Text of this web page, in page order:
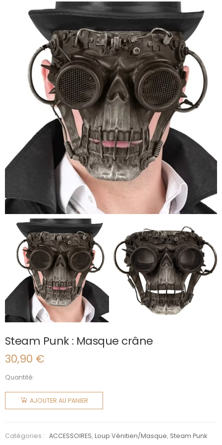
Steam Punk : Masque crâne
30,90 €
Quantité:
quantité
Steam
Masque
AJOUTER AU PANIER
Catégories : ACCESSOIRES,Loup Vénitien/Masque, Steam Punk